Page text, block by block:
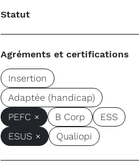
Statut
Agréments et certifications
Insertion
Adaptée (handicap)
PEFC ×
B Corp
ESS
ESUS ×
Qualiopi